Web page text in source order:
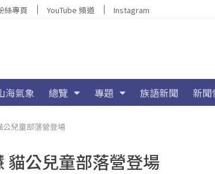
絲專頁 YouTube 頻道 Instagram
海氣象 總覽 專題 族語新聞 新聞
公兒童部落營登場
貓公兒童部落營登場